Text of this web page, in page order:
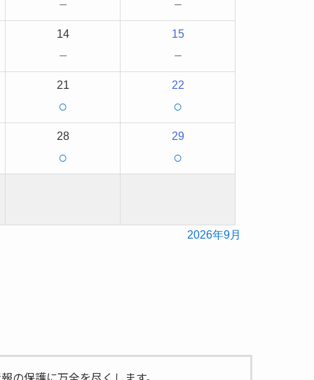
－ －
14
－
15
－
21
○
22
○
28
○
29
○
2026年9月